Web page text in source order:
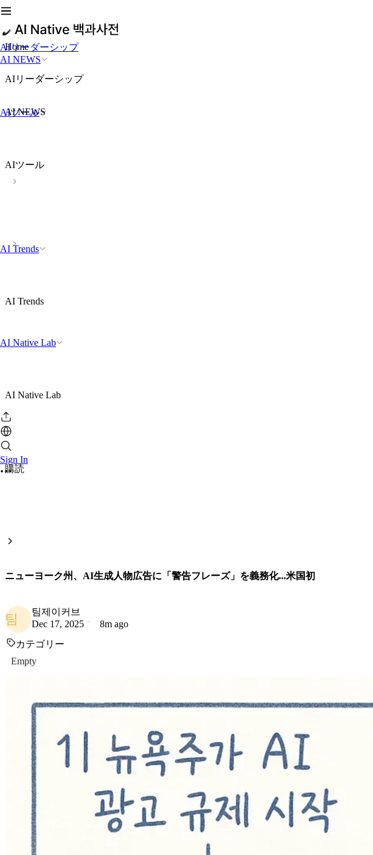
AIリーダーシップ
AI NEWS
AIツール
AI Trends
AI Native Lab
Sign In
Home
AIリーダーシップ
AI NEWS
AIツール
AI Trends
AI Native Lab
購読
ニューヨーク州、AI生成人物広告に「警告フレーズ」を義務化...米国初
팀
팀제이커브
Dec 17, 2025
8m ago
カテゴリー
Empty